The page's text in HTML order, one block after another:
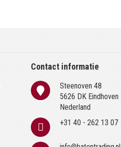
Contact informatie
Steenoven 48
5626 DK Eindhoven
Nederland
+31 40 - 262 13 07